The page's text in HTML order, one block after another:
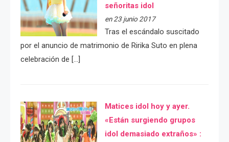
señoritas idol
en 23 junio 2017
Tras el escándalo suscitado
por el anuncio de matrimonio de Ririka Suto en plena
celebración de […]
Matices idol hoy y ayer.
«Están surgiendo grupos
idol demasiado extraños» :